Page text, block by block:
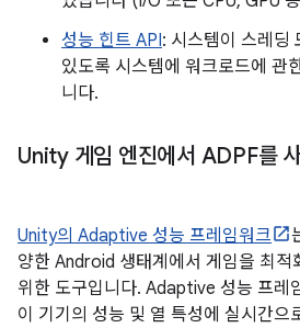
성능 힌트 API: 시스템이 스레딩
있도록 시스템에 워크로드에 관
니다.
Unity 게임 엔진에서 ADPF를
Unity의 Adaptive 성능 프레임워크
양한 Android 생태계에서 게임을 최적
위한 도구입니다. Adaptive 성능 프레
이 기기의 성능 및 열 특성에 실시간으